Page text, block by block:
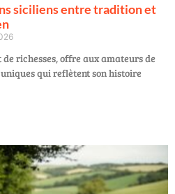
siciliens entre tradition et
richesses, offre aux amateurs de
qui reflètent son histoire